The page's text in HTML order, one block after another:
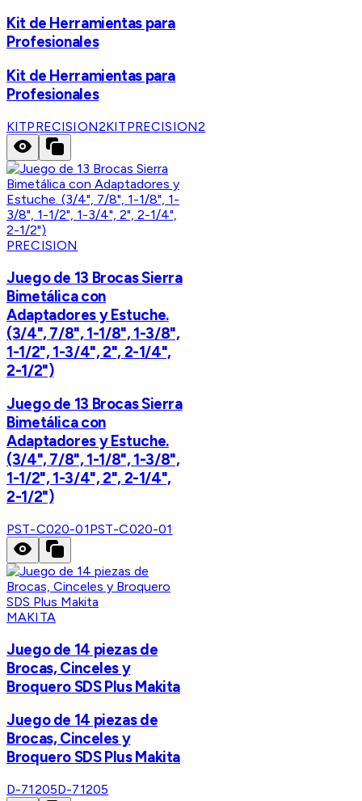
Kit de Herramientas para
Profesionales
Kit de Herramientas para
Profesionales
KITPRECISION2KITPRECISION2
PRECISION
Juego de 13 Brocas Sierra
Bimetálica con
Adaptadores y Estuche.
(3/4", 7/8", 1-1/8", 1-3/8",
1-1/2", 1-3/4", 2", 2-1/4",
2-1/2")
Juego de 13 Brocas Sierra
Bimetálica con
Adaptadores y Estuche.
(3/4", 7/8", 1-1/8", 1-3/8",
1-1/2", 1-3/4", 2", 2-1/4",
2-1/2")
PST-C020-01PST-C020-01
MAKITA
Juego de 14 piezas de
Brocas, Cinceles y
Broquero SDS Plus Makita
Juego de 14 piezas de
Brocas, Cinceles y
Broquero SDS Plus Makita
D-71205D-71205